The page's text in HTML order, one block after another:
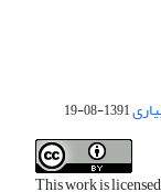
1391-08-19
This work is